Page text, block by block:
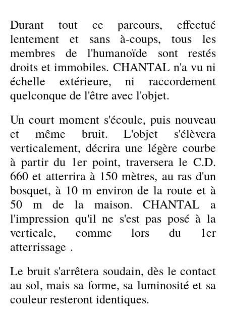
Durant tout ce parcours, effectué
lentement et sans à-coups, tous les
membres de l'humanoïde sont restés
droits et immobiles. CHANTAL n'a vu ni
échelle extérieure, ni raccordement
quelconque de l'être avec l'objet.
Un court moment s'écoule, puis nouveau
et même bruit. L'objet s'élèvera
verticalement, décrira une légère courbe
à partir du 1er point, traversera le C.D.
660 et atterrira à 150 mètres, au ras d'un
bosquet, à 10 m environ de la route et à
50 m de la maison. CHANTAL a
l'impression qu'il ne s'est pas posé à la
verticale, comme lors du 1er
atterrissage .
Le bruit s'arrêtera soudain, dès le contact
au sol, mais sa forme, sa luminosité et sa
couleur resteront identiques.